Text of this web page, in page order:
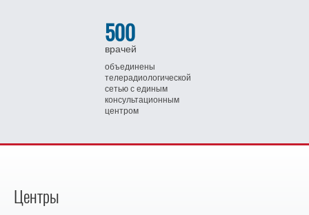
500
врачей
объединены
телерадиологической
сетью с единым
консультационным
центром
Центры